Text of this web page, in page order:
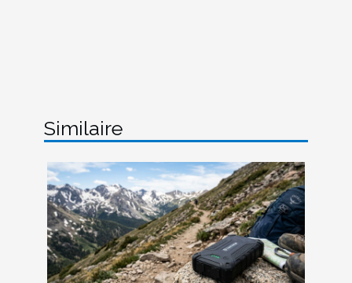
Similaire